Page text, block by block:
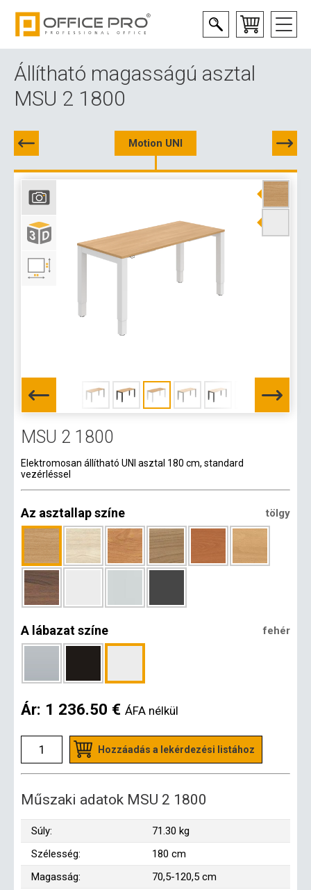
Állítható magasságú asztal
MSU 2 1800
Motion UNI
MSU 2 1800
Elektromosan állítható UNI asztal 180 cm, standard
vezérléssel
Az asztallap színe tölgy
A lábazat színe fehér
Ár: 1 236.50 € ÁFA nélkül
Hozzáadás a lekérdezési listához
Műszaki adatok MSU 2 1800
Súly:
71.30 kg
Szélesség:
180 cm
Magasság:
70,5-120,5 cm